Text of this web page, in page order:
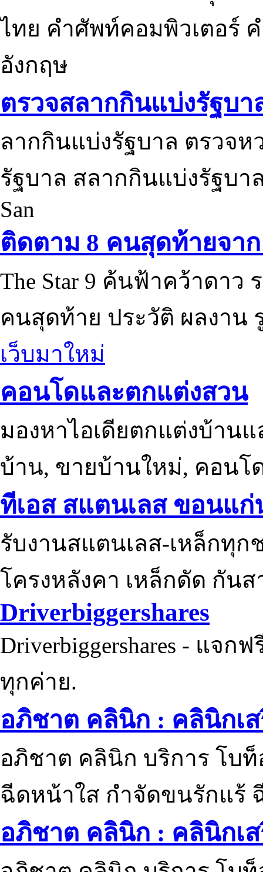
ไทย คำศัพท์คอมพิวเตอร์
อังกฤษ
ตรวจสลากกินแบ่งรัฐบา
ลากกินแบ่งรัฐบาล ตรวจ
รัฐบาล สลากกินแบ่งรัฐบา
San
ติดตาม 8 คนสุดท้ายจาก
The Star 9 ค้นฟ้าคว้าดาว
คนสุดท้าย ประวัติ ผลงาน
เว็บมาใหม่
คอนโดและตกแต่งสวน
มองหาไอเดียตกแต่งบ้าน
บ้าน, ขายบ้านใหม่, คอนโ
ทีเอส สแตนเลส ขอนแก่
รับงานสแตนเลส-เหล็กทุ
โครงหลังคา เหล็กดัด กัน
Driverbiggershares
Driverbiggershares - แจก
ทุกค่าย.
อภิชาต คลินิก : คลินิกเ
อภิชาต คลินิก บริการ โบ
ฉีดหน้าใส กำจัดขนรักแร้
อภิชาต คลินิก : คลินิกเ